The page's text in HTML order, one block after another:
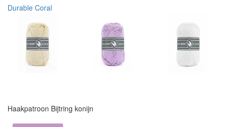
Durable Coral
Haakpatroon Bijtring konijn